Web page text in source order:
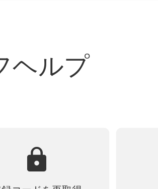
ヘルプ